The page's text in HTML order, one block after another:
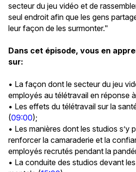
secteur du jeu vidéo et de
seul endroit afin que les gens
leur façon de les surmonter."
Dans cet épisode, vous en
sur:
• La façon dont le secteur du jeu
employés au télétravail en réponse
• Les effets du télétravail sur la
(09:00);
• Les manières dont les studios s’y
renforcer la camaraderie et la
employés recrutés pendant la
• La conduite des studios devant